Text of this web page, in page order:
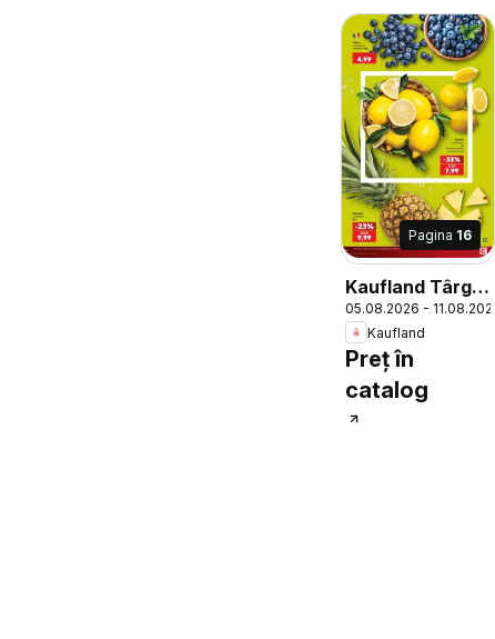
Pagina 16
Kaufland Târgu
Mureș
05.08.2026 - 11.08.2026
Kaufland
Preț în
catalog